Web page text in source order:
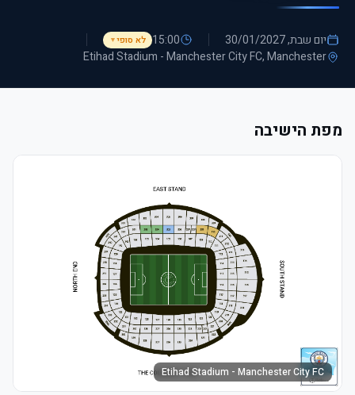
יום שבת, 30/01/2027 15:00 לא סופי▼
Etihad Stadium - Manchester City FC, Manchester
מפת הישיבה
Etihad Stadium - Manchester City FC